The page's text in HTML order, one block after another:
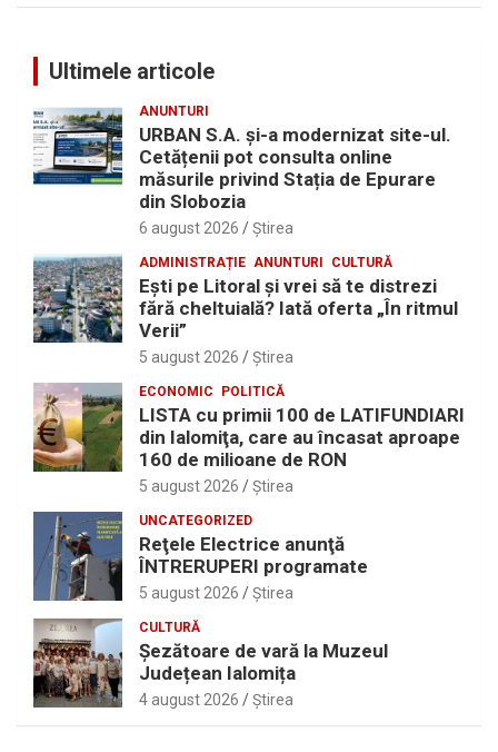
Ultimele articole
ANUNTURI
URBAN S.A. și-a modernizat site-ul.
Cetățenii pot consulta online
măsurile privind Stația de Epurare
din Slobozia
6 august 2026 Ştirea
ADMINISTRAȚIE ANUNTURI CULTURĂ
Eşti pe Litoral şi vrei să te distrezi
fără cheltuială? Iată oferta „În ritmul
Verii”
5 august 2026 Ştirea
ECONOMIC POLITICĂ
LISTA cu primii 100 de LATIFUNDIARI
din Ialomiţa, care au încasat aproape
160 de milioane de RON
5 august 2026 Ştirea
UNCATEGORIZED
Reţele Electrice anunţă
ÎNTRERUPERI programate
5 august 2026 Ştirea
CULTURĂ
Șezătoare de vară la Muzeul
Județean Ialomița
4 august 2026 Ştirea